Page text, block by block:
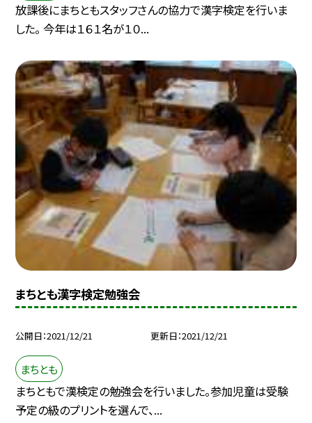
放課後にまちともスタッフさんの協力で漢字検定を行いま
した。 今年は１６１名が１０...
まちとも漢字検定勉強会
公開日 2021/12/21 更新日 2021/12/21
まちとも
まちともで漢検定の勉強会を行いました。参加児童は受験
予定の級のプリントを選んで、...